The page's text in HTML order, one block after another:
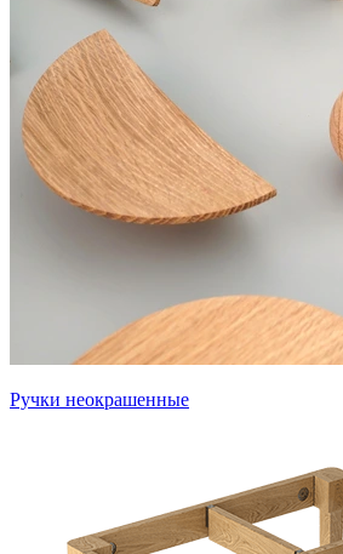
Ручки неокрашенные